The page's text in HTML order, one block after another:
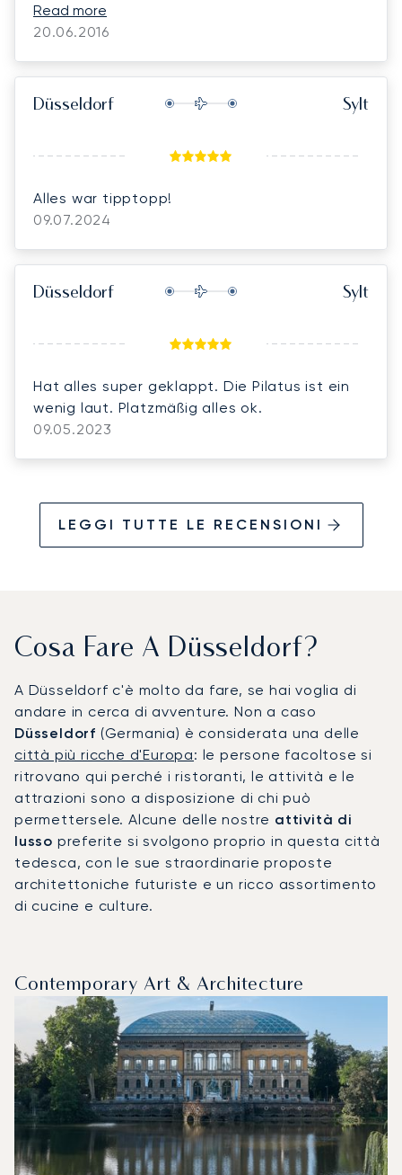
the Lunajets Team.
Read more
20.06.2016
Düsseldorf Sylt
Alles war tipptopp!
09.07.2024
Düsseldorf Sylt
Hat alles super geklappt. Die Pilatus ist ein
wenig laut. Platzmäßig alles ok.
09.05.2023
LEGGI TUTTE LE RECENSIONI
Cosa Fare A Düsseldorf?
A Düsseldorf c'è molto da fare, se hai voglia di
andare in cerca di avventure. Non a caso
Düsseldorf (Germania) è considerata una delle
città più ricche d'Europa: le persone facoltose si
ritrovano qui perché i ristoranti, le attività e le
attrazioni sono a disposizione di chi può
permettersele. Alcune delle nostre attività di
lusso preferite si svolgono proprio in questa città
tedesca, con le sue straordinarie proposte
architettoniche futuriste e un ricco assortimento
di cucine e culture.
Contemporary Art & Architecture